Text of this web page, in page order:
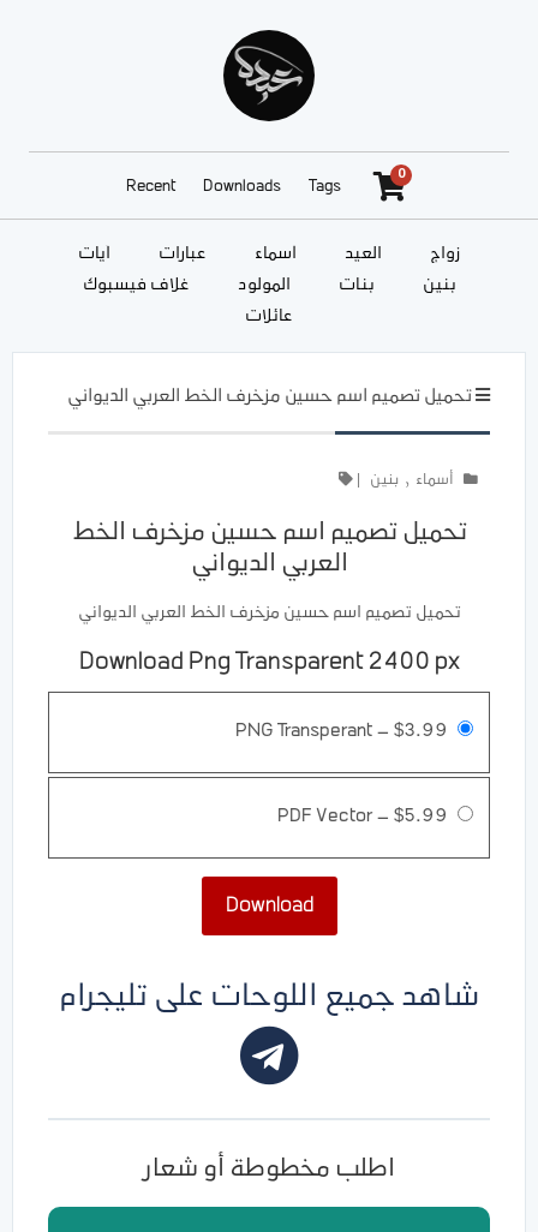
Recent Downloads Tags
0
آيات عبارات أسماء العيد
زواج
غلاف فيسبوك
المولود بنات
بنين
عائلات
تحميل تصميم اسم حسين مزخرف الخط العربي الديواني
أسماء , بنين
تحميل تصميم اسم حسين مزخرف الخط
العربي الديواني
تحميل تصميم اسم حسين مزخرف الخط العربي الديواني
Download Png Transparent 2400 px
PNG Transperant – $3.99
PDF Vector– $5.99
Download
شاهد جميع اللوحات على تليجرام
اطلب مخطوطة أو شعار